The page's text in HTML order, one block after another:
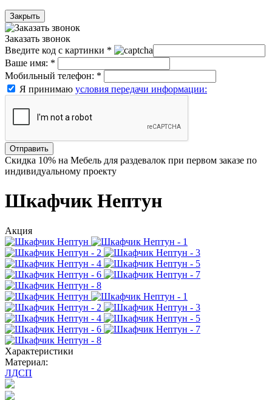
Закрыть
Заказать звонок
Введите код с картинки *
Ваше имя: *
Мобильный телефон: *
Я принимаю условия передачи информации:
Отправить
Скидка 10% на Мебель для раздевалок при первом заказе по
индивидуальному проекту
Шкафчик Нептун
Акция
Характеристики
Материал:
ЛДСП